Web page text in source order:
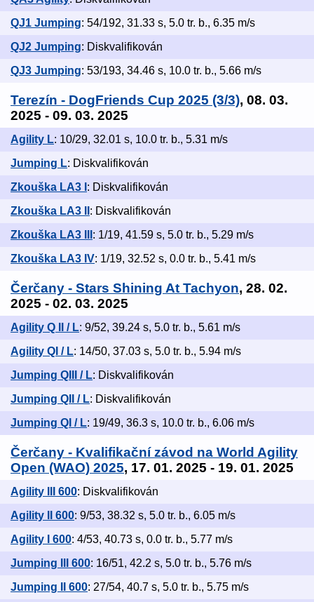
QJ1 Jumping: 54/192, 31.33 s, 5.0 tr. b., 6.35 m/s
QJ2 Jumping: Diskvalifikován
QJ3 Jumping: 53/193, 34.46 s, 10.0 tr. b., 5.66 m/s
Terezín - DogFriends Cup 2025 (3/3), 08. 03.
2025 - 09. 03. 2025
Agility L: 10/29, 32.01 s, 10.0 tr. b., 5.31 m/s
Jumping L: Diskvalifikován
Zkouška LA3 I : Diskvalifikován
Zkouška LA3 II : Diskvalifikován
Zkouška LA3 III : 1/19, 41.59 s, 5.0 tr. b., 5.29 m/s
Zkouška LA3 IV: 1/19, 32.52 s, 0.0 tr. b., 5.41 m/s
Čerčany - Stars Shining At Tachyon, 28. 02.
2025 - 02. 03. 2025
Agility Q II / L: 9/52, 39.24 s, 5.0 tr. b., 5.61 m/s
Agility QI / L: 14/50, 37.03 s, 5.0 tr. b., 5.94 m/s
Jumping QIII / L: Diskvalifikován
Jumping QII / L: Diskvalifikován
Jumping QI / L: 19/49, 36.3 s, 10.0 tr. b., 6.06 m/s
Čerčany - Kvalifikační závod na World Agility
Open (WAO) 2025, 17. 01. 2025 - 19. 01. 2025
Agility III 600: Diskvalifikován
Agility II 600: 9/53, 38.32 s, 5.0 tr. b., 6.05 m/s
Agility I 600: 4/53, 40.73 s, 0.0 tr. b., 5.77 m/s
Jumping III 600: 16/51, 42.2 s, 5.0 tr. b., 5.76 m/s
Jumping II 600: 27/54, 40.7 s, 5.0 tr. b., 5.75 m/s